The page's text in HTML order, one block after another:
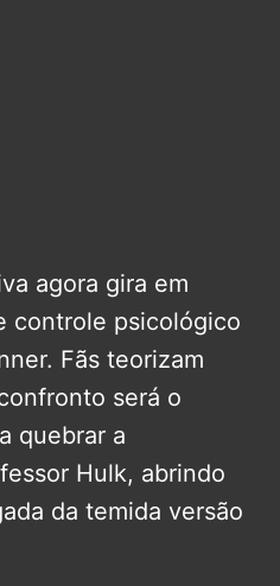
agora gira em
controle psicológico
Fãs teorizam
será o
quebrar a
Hulk, abrindo
da temida versão